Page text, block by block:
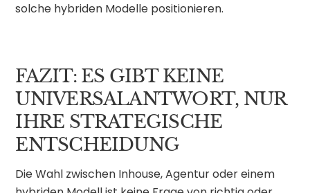
solche hybriden Modelle positionieren.
FAZIT: ES GIBT KEINE
UNIVERSALANTWORT, NUR
IHRE STRATEGISCHE
ENTSCHEIDUNG
Die Wahl zwischen Inhouse, Agentur oder einem